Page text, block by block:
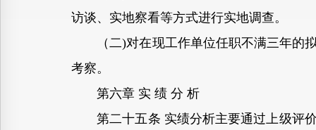
访谈、实地察看等方式进行实地调查。
（二)对在现工作单位任职不满三年的拟
考察。
第六章 实 绩 分 析
第二十五条 实绩分析主要通过上级评价